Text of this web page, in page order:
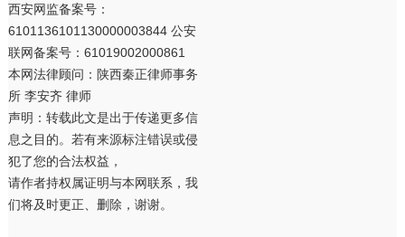
西安网监备案号：
6101136101130000003844 公安
联网备案号：61019002000861
本网法律顾问：陕西秦正律师事务
所 李安齐 律师
声明：转载此文是出于传递更多信
息之目的。若有来源标注错误或侵
犯了您的合法权益，
请作者持权属证明与本网联系，我
们将及时更正、删除，谢谢。